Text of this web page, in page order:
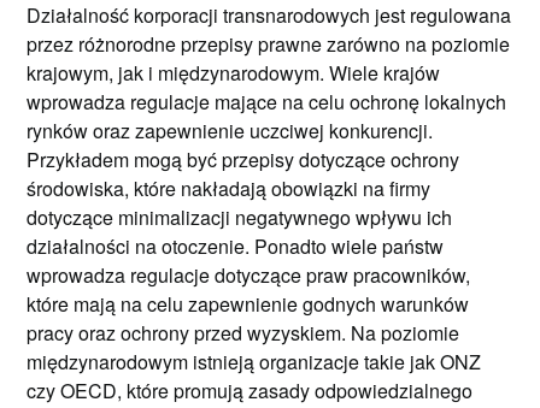
Działalność korporacji transnarodowych jest regulowana
przez różnorodne przepisy prawne zarówno na poziomie
krajowym, jak i międzynarodowym. Wiele krajów
wprowadza regulacje mające na celu ochronę lokalnych
rynków oraz zapewnienie uczciwej konkurencji.
Przykładem mogą być przepisy dotyczące ochrony
środowiska, które nakładają obowiązki na firmy
dotyczące minimalizacji negatywnego wpływu ich
działalności na otoczenie. Ponadto wiele państw
wprowadza regulacje dotyczące praw pracowników,
które mają na celu zapewnienie godnych warunków
pracy oraz ochrony przed wyzyskiem. Na poziomie
międzynarodowym istnieją organizacje takie jak ONZ
czy OECD, które promują zasady odpowiedzialnego